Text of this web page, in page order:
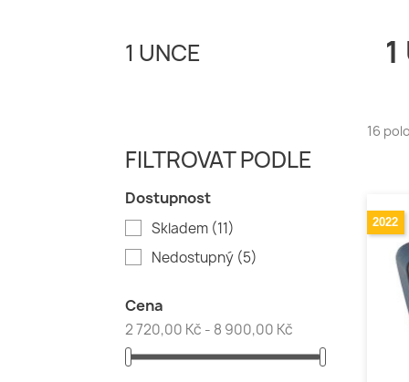
1 UNCE
FILTROVAT PODLE
Dostupnost
Skladem (11)
Nedostupný (5)
Cena
2 720,00 Kč - 8 900,00 Kč
16
2022